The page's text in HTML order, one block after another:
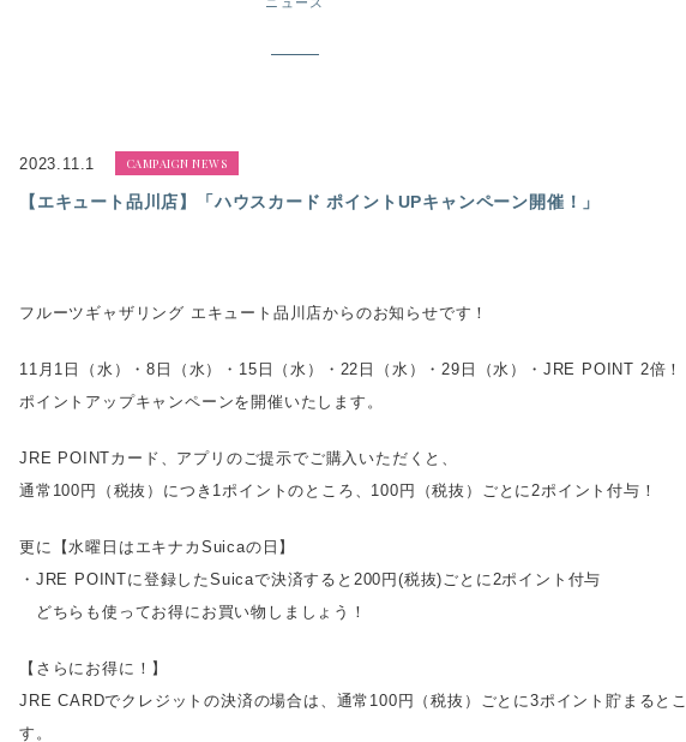
2023.11.1 CAMPAIGN NEWS
【エキュート品川店】「ハウスカード ポイントUPキャンペーン開催！」
フルーツギャザリング エキュート品川店からのお知らせです！
11月1日（水）・8日（水）・15日（水）・22日（水）・29日（水）・JRE POINT 2倍！
ポイントアップキャンペーンを開催いたします。
JRE POINTカード、アプリのご提示でご購入いただくと、
通常100円（税抜）につき1ポイントのところ、100円（税抜）ごとに2ポイント付与！
更に【水曜日はエキナカSuicaの日】
・JRE POINTに登録したSuicaで決済すると200円(税抜)ごとに2ポイント付与
どちらも使ってお得にお買い物しましょう！
【さらにお得に！】
JRE CARDでクレジットの決済の場合は、通常100円（税抜）ごとに3ポイント貯まると
す。